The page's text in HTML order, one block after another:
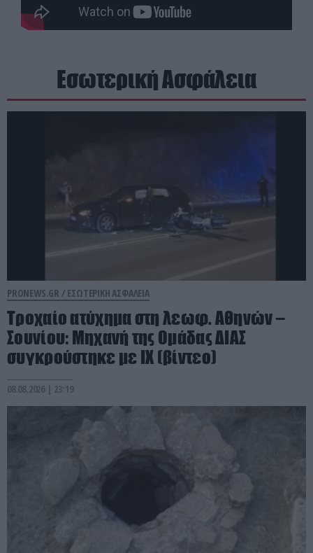
Εσωτερική Ασφάλεια
PRONEWS.GR / ΕΣΩΤΕΡΙΚΗ ΑΣΦΑΛΕΙΑ
Τροχαίο ατύχημα στη λεωφ. Αθηνών –
Σουνίου: Μηχανή της Ομάδας ΔΙΑΣ
συγκρούστηκε με ΙΧ (βίντεο)
08.08.2026 | 23:19